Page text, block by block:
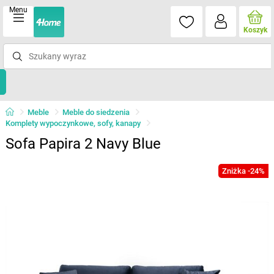
Menu
Koszyk
Meble
Meble do siedzenia
Komplety wypoczynkowe, sofy, kanapy
Sofa Papira 2 Navy Blue
Zniżka -24%